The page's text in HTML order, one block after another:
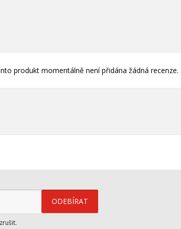
produkt momentálně není přidána žádná recenze.